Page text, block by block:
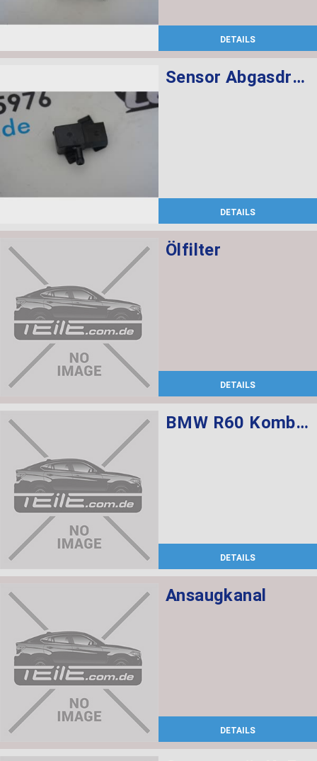
DETAILS
Sensor Abgasdruck
DETAILS
Ölfilter
DETAILS
BMW R60 Kombischalter links L=520
DETAILS
Ansaugkanal
DETAILS